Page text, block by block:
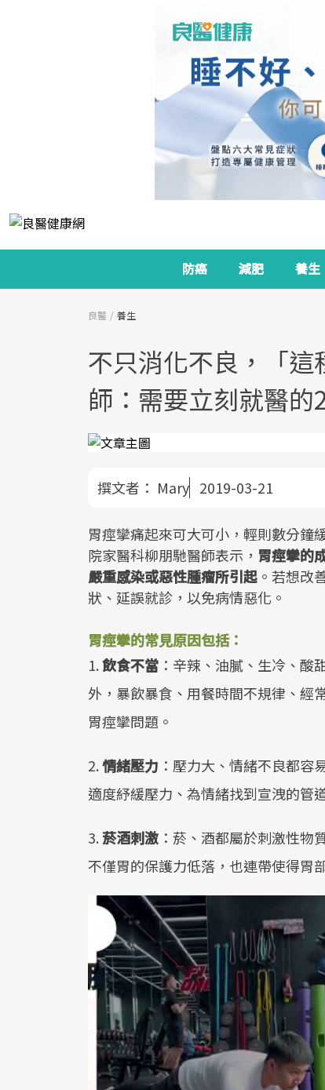
防癌 減肥 養生
良醫 養生
不只消化不良，「
師：需要立刻就醫的
撰文者： Mary 2019-03-21
胃痙攣痛起來可大可小，輕則數分鐘
院家醫科柳朋馳醫師表示， 胃痙攣的
嚴重感染或惡性腫瘤所引起 。若想改
狀、延誤就診，以免病情惡化。
胃痙攣的常見原因包括：
1.飲食不當 ：辛辣、油膩、生冷、
外，暴飲暴食、用餐時間不規律、經
胃痙攣問題。
2.情緒壓力 ：壓力大、情緒不良都容
適度紓緩壓力、為情緒找到宣洩的管
3. 菸酒刺激 ：菸、酒都屬於刺激性
不僅胃的保護力低落，也連帶使得胃